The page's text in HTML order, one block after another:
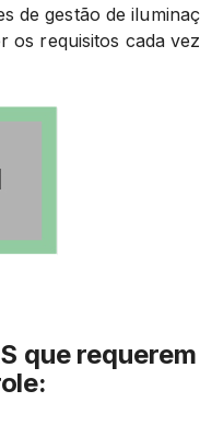
de gestão de
os requisitos cada
que